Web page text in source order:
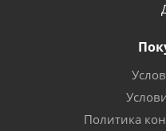
Политика